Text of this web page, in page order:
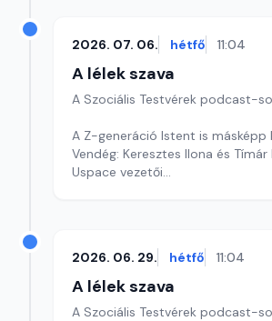
2026. 07. 06. hétfő 11:04
A lélek szava
A Szociális Testvérek podcast-
A Z-generáció Istent is másképp
Vendég: Keresztes Ilona és
Uspace vezetői
2026. 06. 29. hétfő 11:04
A lélek szava
A Szociális Testvérek podcast-